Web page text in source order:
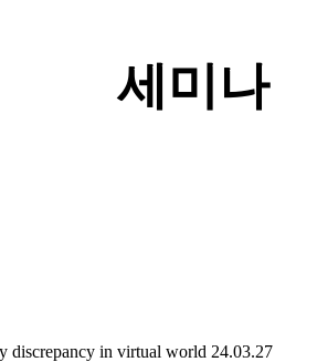
세미나
discrepancy in virtual world 24.03.27